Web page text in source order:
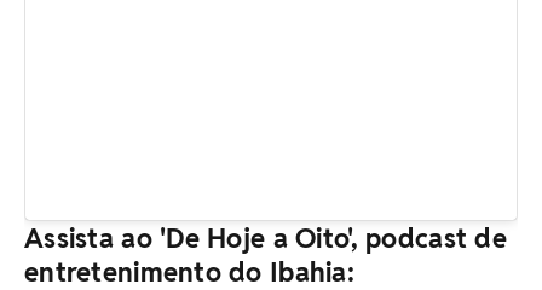
Assista ao 'De Hoje a Oito', podcast de
entretenimento do Ibahia: